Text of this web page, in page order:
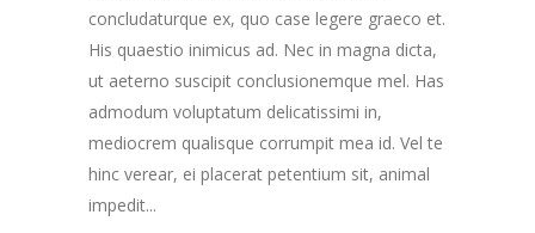
concludaturque ex, quo case legere graeco et.
His quaestio inimicus ad. Nec in magna dicta,
ut aeterno suscipit conclusionemque mel. Has
admodum voluptatum delicatissimi in,
mediocrem qualisque corrumpit mea id. Vel te
hinc verear, ei placerat petentium sit, animal
impedit...